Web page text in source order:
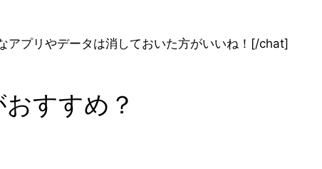
プリやデータは消しておいた方がいいね！[/chat]
すすめ？